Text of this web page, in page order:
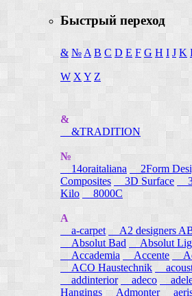
Быстрый переход
& № A B C D E F G H I J K
W X Y Z
&
&TRADITION
№
14oraitaliana
2Form
Composites
3D Surface
Kilo
8000C
A
a-carpet
A2 designers
Absolut Bad
Absolut
Accademia
Accente
ACO Haustechnik
addinterior
adeco
Hangings Admonter